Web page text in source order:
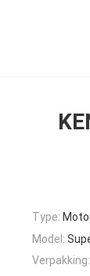
Type:
Model:
Verpakking: